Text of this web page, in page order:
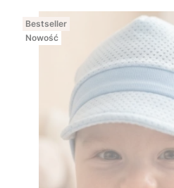
Bestseller
Nowość